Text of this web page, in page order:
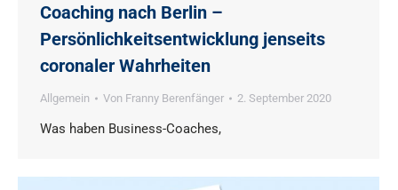
Coaching nach Berlin –
Persönlichkeitsentwicklung jenseits
coronaler Wahrheiten
Allgemein Von Franny Berenfänger 2. September 2020
Was haben Business-Coaches,